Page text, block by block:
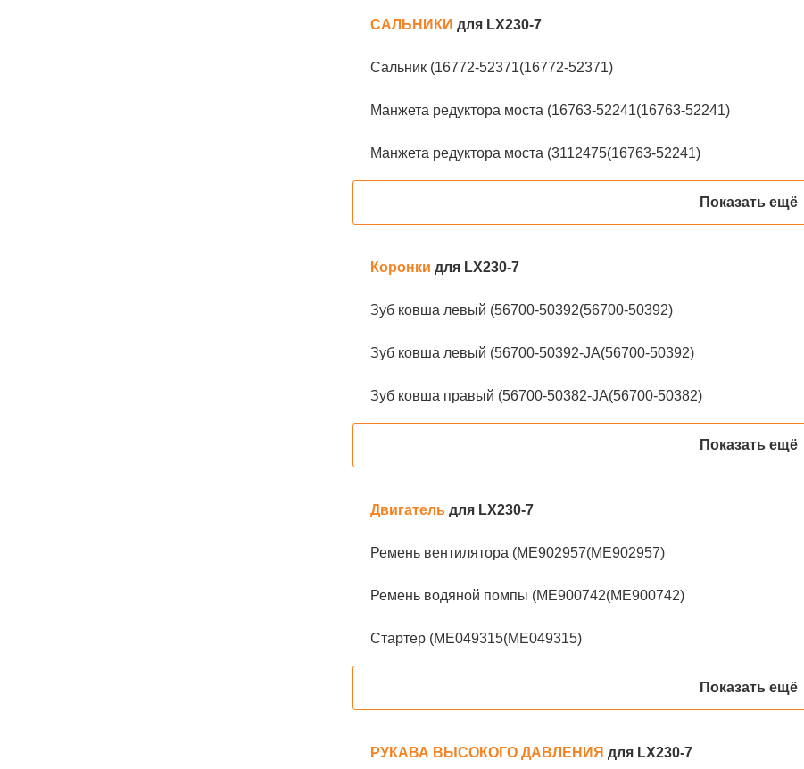
САЛЬНИКИ для LX230-7
Сальник (16772-52371(16772-52371)
Манжета редуктора моста (16763-52241(16763-52241)
Манжета редуктора моста (3112475(16763-52241)
Показать ещё
Коронки для LX230-7
Зуб ковша левый (56700-50392(56700-50392)
Зуб ковша левый (56700-50392-JA(56700-50392)
Зуб ковша правый (56700-50382-JA(56700-50382)
Показать ещё
Двигатель для LX230-7
Ремень вентилятора (ME902957(ME902957)
Ремень водяной помпы (ME900742(ME900742)
Стартер (ME049315(ME049315)
Показать ещё
РУКАВА ВЫСОКОГО ДАВЛЕНИЯ для LX230-7